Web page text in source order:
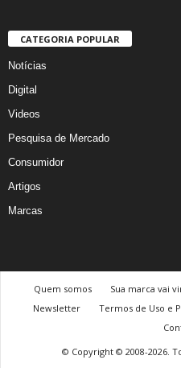
CATEGORIA POPULAR
Notícias
Digital
Videos
Pesquisa de Mercado
Consumidor
Artigos
Marcas
Quem somos Sua marca vai
Newsletter
Termos de Uso e
© Copyright © 2008-2026.